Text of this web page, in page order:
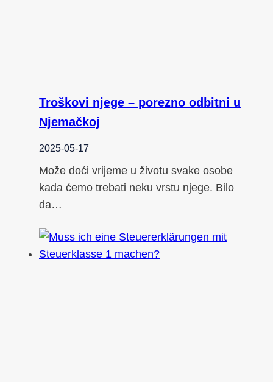
Troškovi njege – porezno odbitni u
Njemačkoj
2025-05-17
Može doći vrijeme u životu svake osobe
kada ćemo trebati neku vrstu njege. Bilo
da…